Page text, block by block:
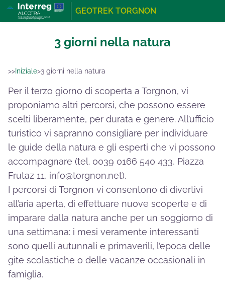
GEOTREK TORGNON
3 giorni nella natura
>> Iniziale>3 giorni nella natura
Per il terzo giorno di scoperta a Torgnon, vi
proponiamo altri percorsi, che possono essere
scelti liberamente, per durata e genere. All’ufficio
turistico vi sapranno consigliare per individuare
le guide della natura e gli esperti che vi possono
accompagnare (tel. 0039 0166 540 433, Piazza
Frutaz 11, info@torgnon.net).
I percorsi di Torgnon vi consentono di divertivi
all’aria aperta, di effettuare nuove scoperte e di
imparare dalla natura anche per un soggiorno di
una settimana: i mesi veramente interessanti
sono quelli autunnali e primaverili, l’epoca delle
gite scolastiche o delle vacanze occasionali in
famiglia.